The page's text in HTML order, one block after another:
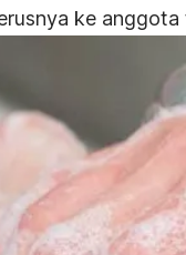
ke